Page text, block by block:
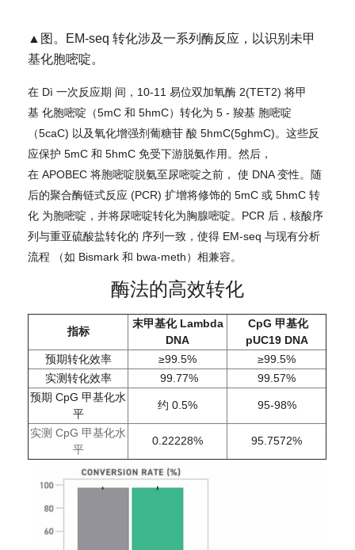
▲图。EM-seq 转化涉及一系列酶反应，以识别未甲
基化胞嘧啶。
在 Dì 一次反应期 间，10-11 易位双加氧酶 2(TET2) 将甲
基 化胞嘧啶（5mC 和 5hmC）转化为 5 - 羧基 胞嘧啶
（5caC) 以及氧化增强剂葡糖苷 酸 5hmC(5ghmC)。这些反
应保护 5mC 和 5hmC 免受下游脱氨作用。然后，
在 APOBEC 将胞嘧啶脱氨至尿嘧啶之前， 使 DNA 变性。随
后的聚合酶链式反应 (PCR) 扩增将修饰的 5mC 或 5hmC 转
化 为胞嘧啶，并将尿嘧啶转化为胸腺嘧啶。PCR 后，核酸序
列与重亚硫酸盐转化的 序列一致，使得 EM-seq 与现有分析
流程 （如 Bismark 和 bwa-meth）相兼容。
酶法的高效转化
指标
末甲基化 Lambda
DNA
CpG 甲基化
pUC19 DNA
预期转化效率
≥99.5%
≥99.5%
实测转化效率
99.77%
99.57%
预期 CpG 甲基化水
平
约 0.5% 95-98%
实测 CpG 甲基化水
平
0.22228% 95.7572%